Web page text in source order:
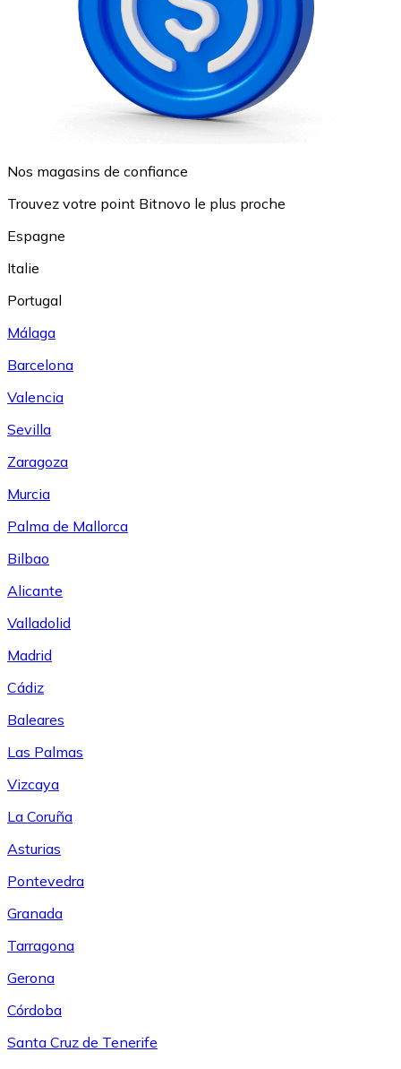
Nos magasins de confiance
Trouvez votre point Bitnovo le plus proche
Espagne
Italie
Portugal
Málaga
Barcelona
Valencia
Sevilla
Zaragoza
Murcia
Palma de Mallorca
Bilbao
Alicante
Valladolid
Madrid
Cádiz
Baleares
Las Palmas
Vizcaya
La Coruña
Asturias
Pontevedra
Granada
Tarragona
Gerona
Córdoba
Santa Cruz de Tenerife